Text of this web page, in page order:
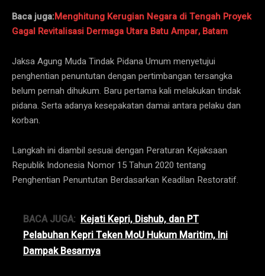
Baca juga:Menghitung Kerugian Negara di Tengah Proyek
Gagal Revitalisasi Dermaga Utara Batu Ampar, Batam
Jaksa Agung Muda Tindak Pidana Umum menyetujui
penghentian penuntutan dengan pertimbangan tersangka
belum pernah dihukum. Baru pertama kali melakukan tindak
pidana. Serta adanya kesepakatan damai antara pelaku dan
korban.
Langkah ini diambil sesuai dengan Peraturan Kejaksaan
Republik Indonesia Nomor 15 Tahun 2020 tentang
Penghentian Penuntutan Berdasarkan Keadilan Restoratif.
BACA JUGA: Kejati Kepri, Dishub, dan PT
Pelabuhan Kepri Teken MoU Hukum Maritim, Ini
Dampak Besarnya